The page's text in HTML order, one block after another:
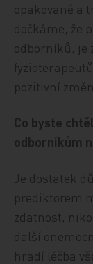
opakovaně a
dočkáme, že
odborníků, je
pozitivní
Co byste
odborníkům
Je dostatek
prediktorem
zdatnost,
další
hradí léčba